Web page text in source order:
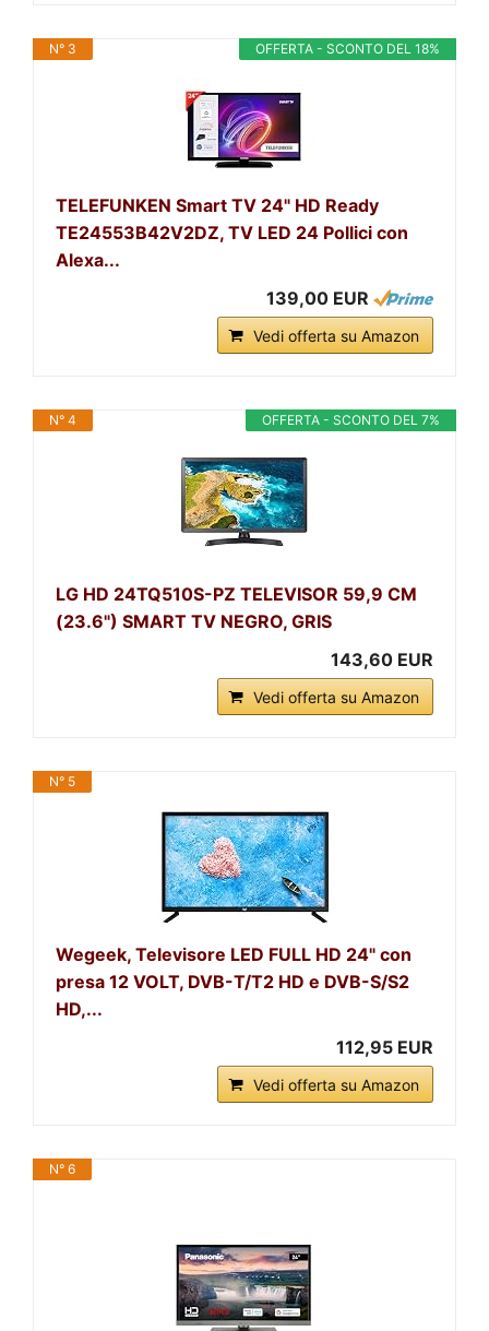
OFFERTA - SCONTO DEL 18%
N° 3
TELEFUNKEN Smart TV 24" HD Ready
TE24553B42V2DZ, TV LED 24 Pollici con
Alexa...
139,00 EUR
Vedi offerta su Amazon
OFFERTA - SCONTO DEL 7%
N° 4
LG HD 24TQ510S-PZ TELEVISOR 59,9 CM
(23.6") SMART TV NEGRO, GRIS
143,60 EUR
Vedi offerta su Amazon
N° 5
Wegeek, Televisore LED FULL HD 24" con
presa 12 VOLT, DVB-T/T2 HD e DVB-S/S2
HD,...
112,95 EUR
Vedi offerta su Amazon
N° 6